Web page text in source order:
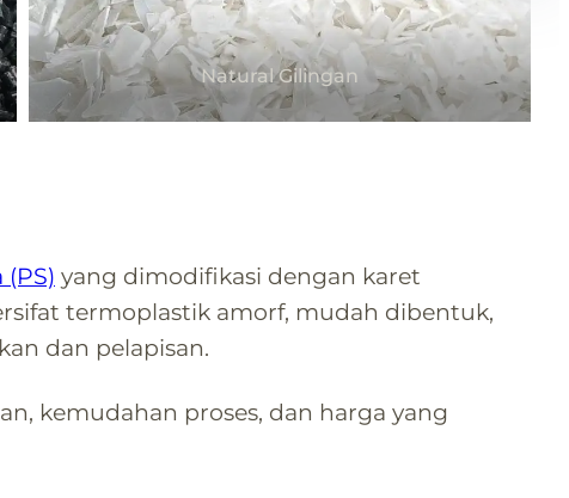
Natural Gilingan
yang dimodifikasi dengan karet
termoplastik amorf, mudah dibentuk,
dan pelapisan.
kemudahan proses, dan harga yang